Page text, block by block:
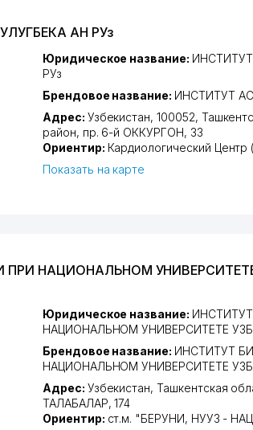
АН РУз
Юридическое название:
РУз
Брендовое название: ИНСТИТУТ
Адрес: Узбекистан, 100052,
район, пр. 6-й ОККУРГОН, 33
Ориентир: Кардиологический
Показать на карте
НАЦИОНАЛЬНОМ
Юридическое название:
НАЦИОНАЛЬНОМ УНИВЕРСИТЕТЕ
Брендовое название: ИНСТИТУТ
НАЦИОНАЛЬНОМ УНИВЕРСИТЕТЕ
Адрес: Узбекистан,Ташкентская
ТАЛАБАЛАР, 174
Ориентир: ст.м. "БЕРУНИ, НУУЗ -